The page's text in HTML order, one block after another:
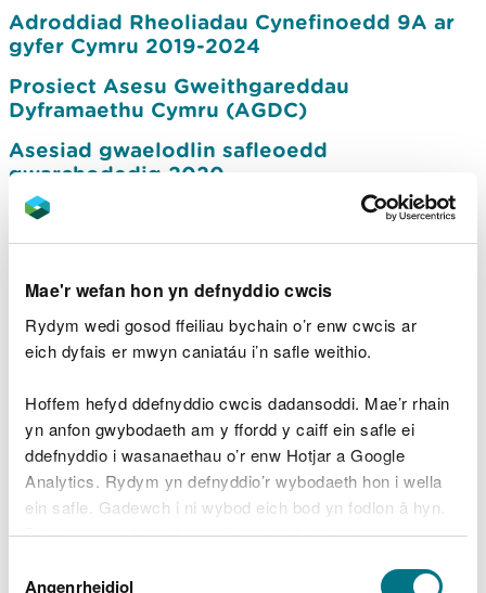
Mae'r wefan hon yn defnyddio cwcis
Rydym wedi gosod ffeiliau bychain o’r enw cwcis ar
eich dyfais er mwyn caniatáu i’n safle weithio.
Hoffem hefyd ddefnyddio cwcis dadansoddi. Mae’r rhain
yn anfon gwybodaeth am y ffordd y caiff ein safle ei
ddefnyddio i wasanaethau o’r enw Hotjar a Google
Analytics. Rydym yn defnyddio’r wybodaeth hon i wella
ein safle. Gadewch i ni wybod eich bod yn fodlon â hyn.
Byddwn yn defnyddio cwci i gadw eich dewis.
Gellirdarllen mwy am ein cwcis cyn i chi ddewis.
Angenrheidiol
Adroddiad Rheoliadau Cynefinoedd 9A ar
gyfer Cymru 2019-2024
Prosiect Asesu Gweithgareddau
Dyframaethu Cymru (AGDC)
Asesiad gwaelodlin safleoedd
gwarchodedig 2020
Llifogydd - adroddiadau, tystiolaeth a data
Adroddiadau Dŵr
Adroddiadau dwy flynedd - Diogelwch
Cronfeydd Dŵr
Ymchwil i goedwigaeth
Arolwg Cenedlaethol Cymru
Stociau eogiaid a brithyllod y môr yng
Nghymru
Crynodebau dalgylchoedd eogiaid a siwin